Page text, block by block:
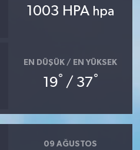
1003 HPA hpa
EN DÜŞÜK / EN YÜKSEK
19° / 37°
09 AĞUSTOS